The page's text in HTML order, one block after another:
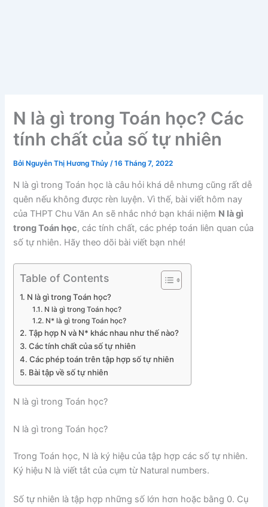
N là gì trong Toán học? Các
tính chất của số tự nhiên
Bởi Nguyễn Thị Hương Thủy/16 Tháng 7, 2022
N là gì trong Toán học là câu hỏi khá dễ nhưng cũng rất dễ
quên nếu không được rèn luyện. Vì thế, bài viết hôm nay
của THPT Chu Văn An sẽ nhắc nhớ bạn khái niệm N là gì
trong Toán học, các tính chất, các phép toán liên quan của
số tự nhiên. Hãy theo dõi bài viết bạn nhé!
Table of Contents
N là gì trong Toán học?
N là gì trong Toán học?
N* là gì trong Toán học?
Tập hợp N và N* khác nhau như thế nào?
Các tính chất của số tự nhiên
Các phép toán trên tập hợp số tự nhiên
Bài tập về số tự nhiên
N là gì trong Toán học?
N là gì trong Toán học?
Trong Toán học, N là ký hiệu của tập hợp các số tự nhiên.
Ký hiệu N là viết tắt của cụm từ Natural numbers.
Số tự nhiên là tập hợp những số lớn hơn hoặc bằng 0. Cụ